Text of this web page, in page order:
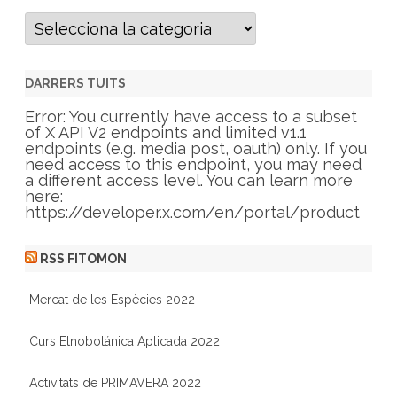
C
t
g
r
i
e
s
DARRERS TUITS
Error: You currently have access to a subset
of X API V2 endpoints and limited v1.1
endpoints (e.g. media post, oauth) only. If you
need access to this endpoint, you may need
a different access level. You can learn more
here:
https://developer.x.com/en/portal/product
RSS FITOMON
Mercat de les Espècies 2022
Curs Etnobotánica Aplicada 2022
Activitats de PRIMAVERA 2022